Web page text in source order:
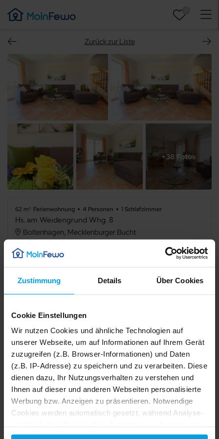
Zustimmung Details Über Cookies
Cookie Einstellungen
Wir nutzen Cookies und ähnliche Technologien auf
unserer Webseite, um auf Informationen auf Ihrem Gerät
zuzugreifen (z.B. Browser-Informationen) und Daten
(z.B. IP-Adresse) zu speichern und zu verarbeiten. Diese
dienen dazu, Ihr Nutzungsverhalten zu verstehen und
Ihnen auf dieser und anderen Webseiten personalisierte
Werbung bzw. Anzeigen zu präsentieren. Notwendige
Cookies werden automatisch gesetzt, während Analyse-
auch außerhalb der EU/EWR, z.B. in den USA,
Zurück zur Liste
+38 Fotos
62 m² Ferienwohnung 4 Personen 1 Schlafzimmer
Hs. am Weidengrund Whg. 8
Boltenhagen, Mecklenburger Bucht
TV
Spülmaschine Gefriermöglichkeit
Waschmaschine Haustier erlaubt
Nichtraucher
Beschreibung
Ausstattung
1/38
3/38